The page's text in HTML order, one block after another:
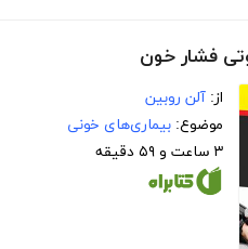
فشار خون
از: آلن روبین
موضوع: بیماری‌های خونی
۳ ساعت و ۵۹ دقیقه